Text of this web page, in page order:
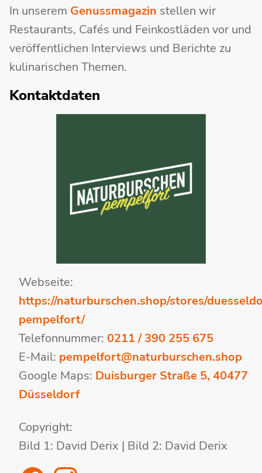
In unserem Genussmagazin stellen wir
Restaurants, Cafés und Feinkostläden vor und
veröffentlichen Interviews und Berichte zu
kulinarischen Themen.
Kontaktdaten
Webseite:
https://naturburschen.shop/stores/
pempelfort/
Telefonnummer: 0211 / 390 255 675
E-Mail: pempelfort@naturburschen.shop
Google Maps: Duisburger Straße 5, 40477
Düsseldorf
Copyright:
Bild 1: David Derix | Bild 2: David Derix